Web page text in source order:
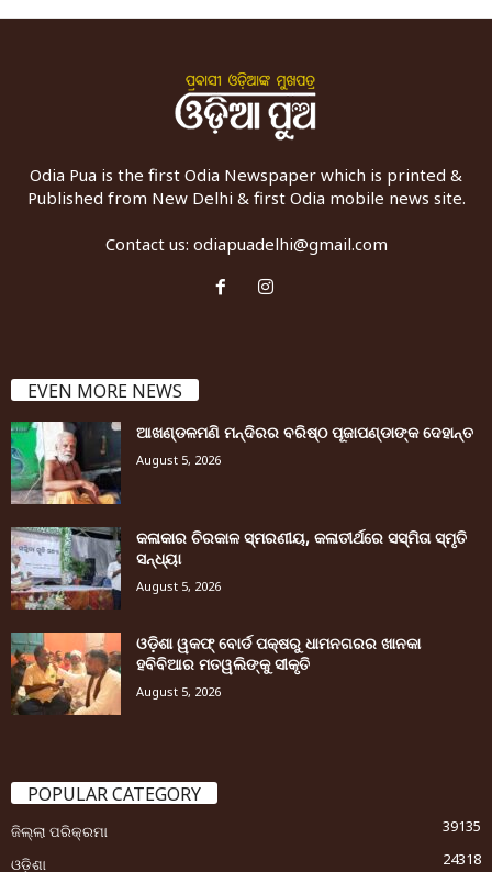
Odia Pua is the first Odia Newspaper which is printed &
Published from New Delhi & first Odia mobile news site.
Contact us: odiapuadelhi@gmail.com
EVEN MORE NEWS
ଆଖଣ୍ଡଳମଣି ମନ୍ଦିରର ବରିଷ୍ଠ ପୂଜାପଣ୍ଡାଙ୍କ ଦେହାନ୍ତ
August 5, 2026
କଳାକାର ଚିରକାଳ ସ୍ମରଣୀୟ, କଳାତୀର୍ଥରେ ସସ୍ମିତା ସ୍ମୃତି
ସନ୍ଧ୍ୟା
August 5, 2026
ଓଡ଼ିଶା ୱକଫ୍ ବୋର୍ଡ ପକ୍ଷରୁ ଧାମନଗରର ଖାନକା
ହବିବିଆର ମତୱଲିଙ୍କୁ ସୀକୃତି
August 5, 2026
POPULAR CATEGORY
ଜିଲ୍ଲା ପରିକ୍ରମା
39135
ଓଡ଼ିଶା
24318